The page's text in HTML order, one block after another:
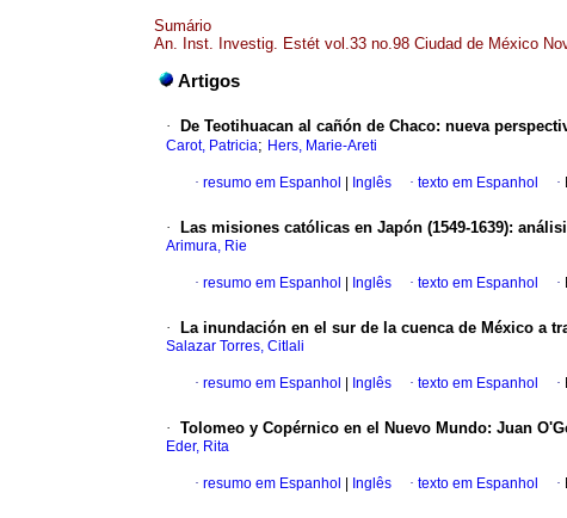
Sumário
An. Inst. Investig. Estét vol.33 no.98 Ciudad de México
Artigos
· De Teotihuacan al cañón de Chaco: nueva
Carot, Patricia; Hers, Marie-Areti
· resumo em Espanhol Inglês · texto em Espanhol ·
· Las misiones católicas en Japón (1549-1639):
Arimura, Rie
· resumo em Espanhol Inglês · texto em Espanhol ·
· La inundación en el sur de la cuenca de México a
Salazar Torres, Citlali
· resumo em Espanhol Inglês · texto em Espanhol ·
· Tolomeo y Copérnico en el Nuevo Mundo: Juan
Eder, Rita
· resumo em Espanhol Inglês · texto em Espanhol ·